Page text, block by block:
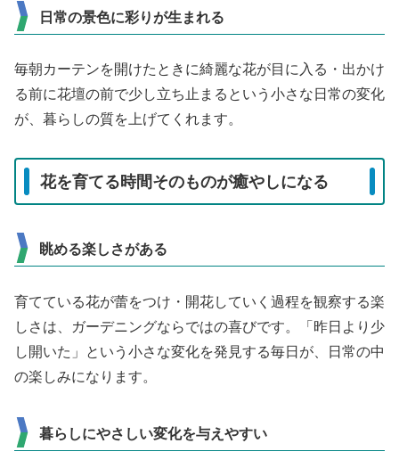
日常の景色に彩りが生まれる
毎朝カーテンを開けたときに綺麗な花が目に入る・出かけ
る前に花壇の前で少し立ち止まるという小さな日常の変化
が、暮らしの質を上げてくれます。
花を育てる時間そのものが癒やしになる
眺める楽しさがある
育てている花が蕾をつけ・開花していく過程を観察する楽
しさは、ガーデニングならではの喜びです。「昨日より少
し開いた」という小さな変化を発見する毎日が、日常の中
の楽しみになります。
暮らしにやさしい変化を与えやすい